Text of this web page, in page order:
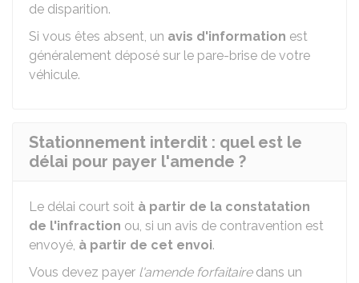
de disparition.
Si vous êtes absent, un avis d'information est
généralement déposé sur le pare-brise de votre
véhicule.
Stationnement interdit : quel est le
délai pour payer l'amende ?
Le délai court soit à partir de la constatation
de l'infraction ou, si un avis de contravention est
envoyé, à partir de cet envoi.
Vous devez payer l'amende forfaitairedans un